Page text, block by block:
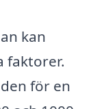
kan
faktorer.
för en